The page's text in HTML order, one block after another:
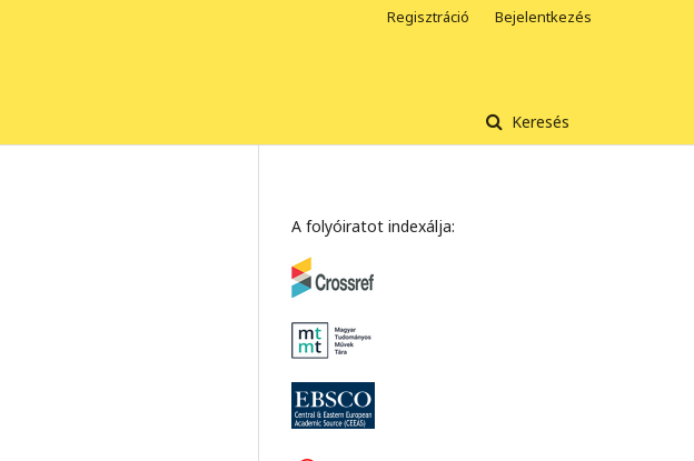
Keresés
Regisztráció Bejelentkezés
A folyóiratot indexálja: